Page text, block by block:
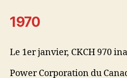
1970
Le 1er janvier, CKCH 970
Power Corporation du